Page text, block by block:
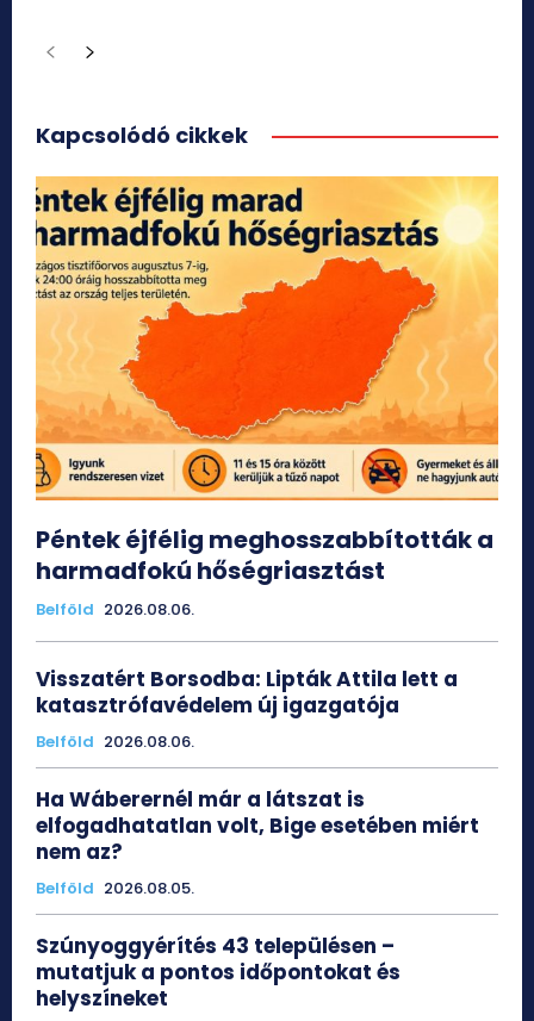
Kapcsolódó cikkek
Péntek éjfélig meghosszabbították a
harmadfokú hőségriasztást
Belföld 2026.08.06.
Visszatért Borsodba: Lipták Attila lett a
katasztrófavédelem új igazgatója
Belföld 2026.08.06.
Ha Wáberernél már a látszat is
elfogadhatatlan volt, Bige esetében miért
nem az?
Belföld 2026.08.05.
Szúnyoggyérítés 43 településen –
mutatjuk a pontos időpontokat és
helyszíneket